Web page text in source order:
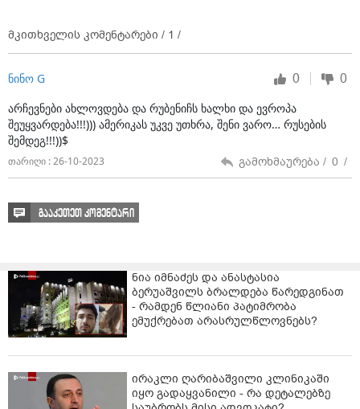
მკითხველის კომენტარები / 1 /
ნინო G 0 0
არჩევნები ახლოვდება და რუბენიჩს ხალხი და ევროპა
შეუყვარდება!!!))) ამერიკას უკვე უთხრა, შენი ვარო… რუსების
შემდეგ!!!))$
თარიღი : 26-10-2023 გამოხმაურება / 0 /
გააკეთეთ კომენტარი
ნია იმნაძეს და ანასტასია
ბერუაშვილს ბრალდება წარედგინათ
- რამდენ წლიანი პატიმრობა
ემუქრებათ არასრულწლოვნებს?
ირაკლი ღარიბაშვილი კლინიკაში
იყო გადაყვანილი - რა დეტალებზე